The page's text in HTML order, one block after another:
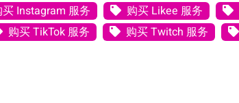
买 Instagram 服务 购买 Likee 服务
购买 TikTok 服务 购买 Twitch 服务